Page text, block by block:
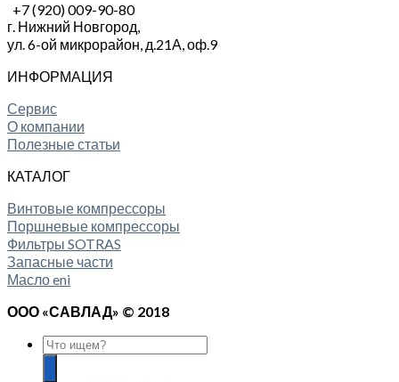
+7 (920) 009-90-80
г. Нижний Новгород,
ул. 6-ой микрорайон, д.21А,оф.9
ИНФОРМАЦИЯ
Сервис
О компании
Полезные статьи
КАТАЛОГ
Винтовые компрессоры
Поршневые компрессоры
Фильтры SOTRAS
Запасные части
Масло eni
ООО «САВЛАД» © 2018